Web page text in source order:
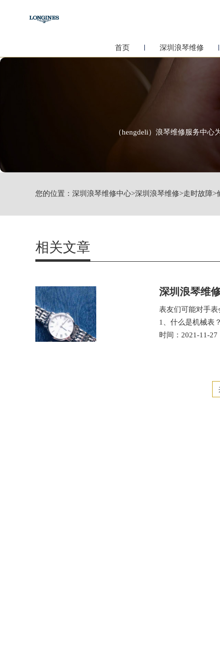
首页 深圳浪琴维修
（hengdeli）浪琴维修服务中
您的位置： 深圳浪琴维修中心>深圳浪琴维修>走时故障>
相关文章
深圳浪琴维
表友们可能对手
1、什么是机械表
时间：2021-11-27